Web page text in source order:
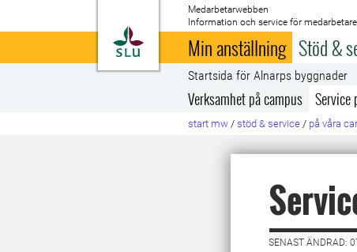
Till startsida
Medarbetarwebben
Information och service för medarbetare
Min anställning Stöd &
Startsida för Alnarps byggnader
Verksamhet på campus Service
start mw / stöd & service / på våra
SENAST ÄNDRAD: